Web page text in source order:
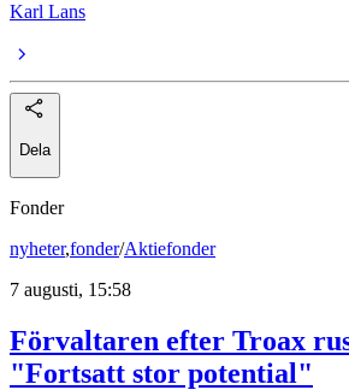
Karl Lans
Dela
Fonder
nyheter,fonder/Aktiefonder
7 augusti, 15:58
Förvaltaren efter Troax
"Fortsatt stor potential"